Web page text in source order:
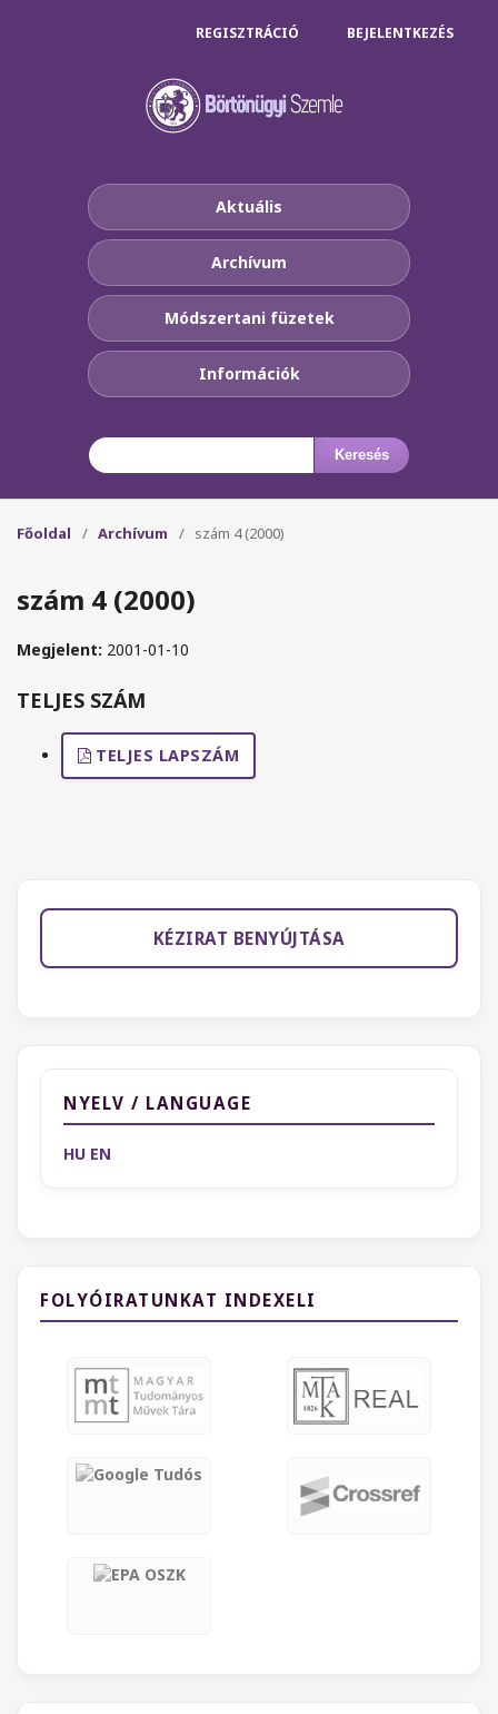
Aktuális
Archívum
Módszertani füzetek
Információk
Keresés
REGISZTRÁCIÓ BEJELENTKEZÉS
Főoldal / Archívum / szám 4 (2000)
szám 4 (2000)
Megjelent: 2001-01-10
TELJES SZÁM
TELJES LAPSZÁM
KÉZIRAT BENYÚJTÁSA
NYELV / LANGUAGE
HU EN
FOLYÓIRATUNKAT INDEXELI